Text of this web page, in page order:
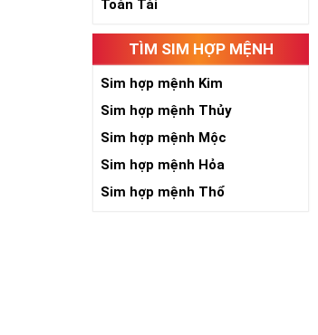
Toàn Tài
TÌM SIM HỢP MỆNH
Sim hợp mệnh Kim
Sim hợp mệnh Thủy
Sim hợp mệnh Mộc
Sim hợp mệnh Hỏa
Sim hợp mệnh Thổ